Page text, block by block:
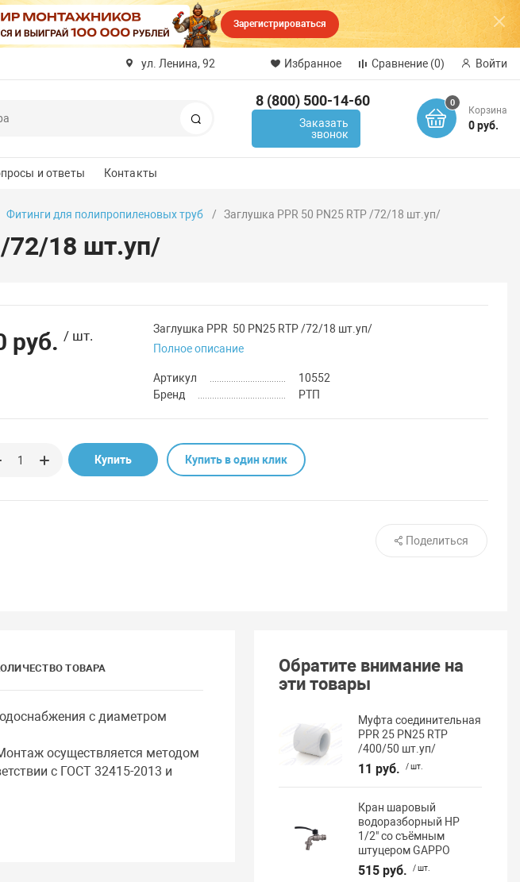
Зарегистрироваться
ул. Ленина, 92 Избранное Сравнение (0) Войти
8 (800) 500-14-60
Заказать
звонок
0
Корзина
0 руб.
и ответы Контакты
Фитинги для полипропиленовых труб Заглушка PPR 50 PN25 RTP /72/18 шт.уп/
/72/18 шт.уп/
руб. / шт.
Заглушка PPR 50 PN25 RTP /72/18 шт.уп/
Полное описание
Артикул
10552
Бренд
РТП
Купить Купить в один клик
Поделиться
ТОВАРА
с диаметром
осуществляется методом
с ГОСТ 32415-2013 и
Обратите внимание на
эти товары
Муфта соединительная
PPR 25 PN25 RTP
/400/50 шт.уп/
11 руб. / шт.
Кран шаровый
водоразборный НР
1/2" со съёмным
штуцером GAPPO
515 руб. / шт.